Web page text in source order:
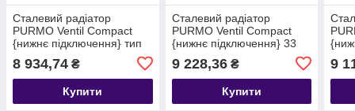
Сталевий радіатор
PURMO Ventil Compact
{нижнє підключення} тип
8 934,74 ₴
Купити
Сталевий радіатор
PURMO Ventil Compact
{нижнє підключення} 33
9 228,36₴
Купити
9